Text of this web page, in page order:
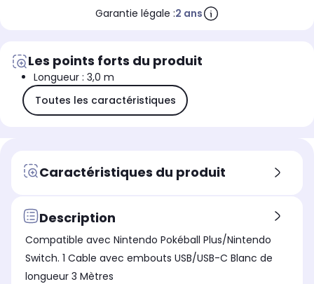
Garantie légale :2 ans
Les points forts du produit
Longueur : 3,0 m
Toutes les caractéristiques
Caractéristiques du produit
Description
Compatible avec Nintendo Pokéball Plus/Nintendo
Switch. 1 Cable avec embouts USB/USB-C Blanc de
longueur 3 Mètres